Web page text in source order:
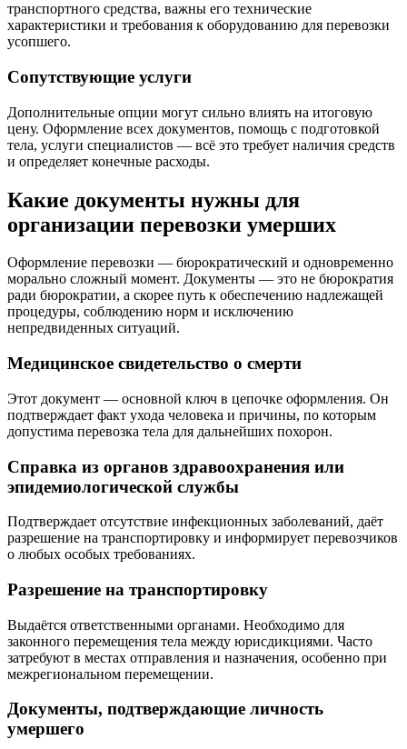
транспортного средства, важны его технические
характеристики и требования к оборудованию для перевозки
усопшего.
Сопутствующие услуги
Дополнительные опции могут сильно влиять на итоговую
цену. Оформление всех документов, помощь с подготовкой
тела, услуги специалистов — всё это требует наличия средств
и определяет конечные расходы.
Какие документы нужны для
организации перевозки умерших
Оформление перевозки — бюрократический и одновременно
морально сложный момент. Документы — это не бюрократия
ради бюрократии, а скорее путь к обеспечению надлежащей
процедуры, соблюдению норм и исключению
непредвиденных ситуаций.
Медицинское свидетельство о смерти
Этот документ — основной ключ в цепочке оформления. Он
подтверждает факт ухода человека и причины, по которым
допустима перевозка тела для дальнейших похорон.
Справка из органов здравоохранения или
эпидемиологической службы
Подтверждает отсутствие инфекционных заболеваний, даёт
разрешение на транспортировку и информирует перевозчиков
о любых особых требованиях.
Разрешение на транспортировку
Выдаётся ответственными органами. Необходимо для
законного перемещения тела между юрисдикциями. Часто
затребуют в местах отправления и назначения, особенно при
межрегиональном перемещении.
Документы, подтверждающие личность
умершего